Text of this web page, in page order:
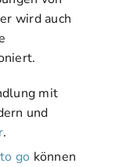
wird auch
mit
und
.
go können